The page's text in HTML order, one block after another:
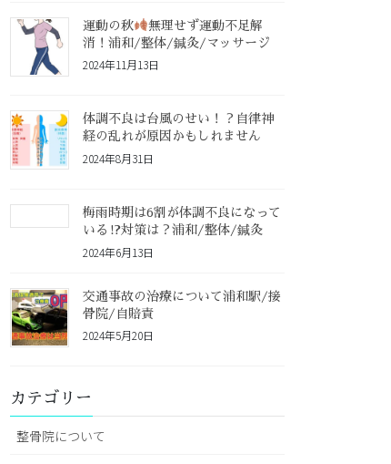
運動の秋
無理せず運動不足解
消！浦和/整体/鍼灸/マッサージ
2024年11月13日
体調不良は台風のせい！？自律神
経の乱れが原因かもしれません
2024年8月31日
梅雨時期は6割が体調不良になって
いる⁉対策は？浦和/整体/鍼灸
2024年6月13日
交通事故の治療について浦和駅/接
骨院/自賠責
2024年5月20日
カテゴリー
整骨院について